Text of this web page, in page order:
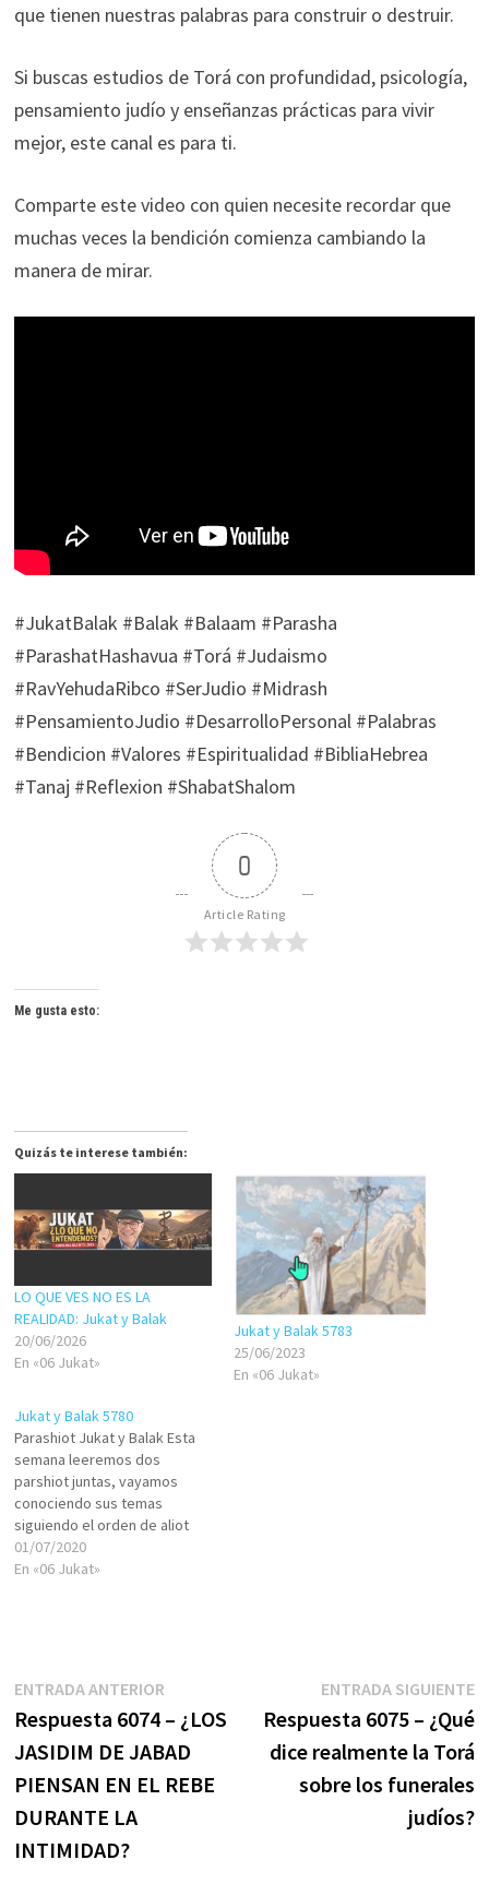
que tienen nuestras palabras para construir o destruir.
Si buscas estudios de Torá con profundidad, psicología,
pensamiento judío y enseñanzas prácticas para vivir
mejor, este canal es para ti.
Comparte este video con quien necesite recordar que
muchas veces la bendición comienza cambiando la
manera de mirar.
#JukatBalak #Balak #Balaam #Parasha
#ParashatHashavua #Torá #Judaismo
#RavYehudaRibco #SerJudio #Midrash
#PensamientoJudio #DesarrolloPersonal #Palabras
#Bendicion #Valores #Espiritualidad #BibliaHebrea
#Tanaj #Reflexion #ShabatShalom
0
Article Rating
Me gusta esto:
Quizás te interese también:
LO QUE VES NO ES LA
REALIDAD: Jukat y Balak
20/06/2026
En «06 Jukat»
Jukat y Balak 5783
25/06/2023
En «06 Jukat»
Jukat y Balak 5780
Parashiot Jukat y Balak Esta
semana leeremos dos
parshiot juntas, vayamos
conociendo sus temas
siguiendo el orden de aliot
laTorá. Pero antes, recuerdo a
los queridos lectores de este
visítanos en nuestro canal…
01/07/2020
En «06 Jukat»
Navegación
de
entradas
ENTRADA ANTERIOREntrada
anterior:
Respuesta 6074 – ¿LOS
JASIDIM DE JABAD
PIENSAN EN EL REBE
DURANTE LA
INTIMIDAD?
ENTRADA SIGUIENTE
Respuesta 6075 – ¿Qué
dice realmente la Torá
sobre los funerales
judíos?